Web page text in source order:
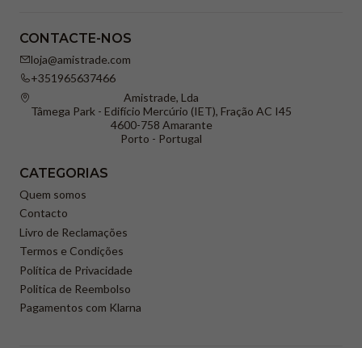
CONTACTE-NOS
loja@amistrade.com
+351965637466
Amistrade, Lda
Tâmega Park - Edifício Mercúrio (IET), Fração AC I45
4600-758 Amarante
Porto - Portugal
CATEGORIAS
Quem somos
Contacto
Livro de Reclamações
Termos e Condições
Política de Privacidade
Politica de Reembolso
Pagamentos com Klarna